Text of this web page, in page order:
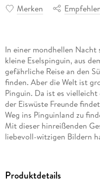
Merken
In einer mondhellen
kleine Eselspinguin, aus
gefährliche Reise an den
finden. Aber die Welt ist
Pinguin. Da ist es
der Eiswüste Freunde
Weg ins Pinguinland zu
Mit dieser hinreißenden
liebevoll-witzigen Bildern
Produktdetails